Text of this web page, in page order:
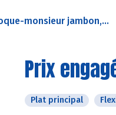
monsieur jambon,...
Prix
Plat principal